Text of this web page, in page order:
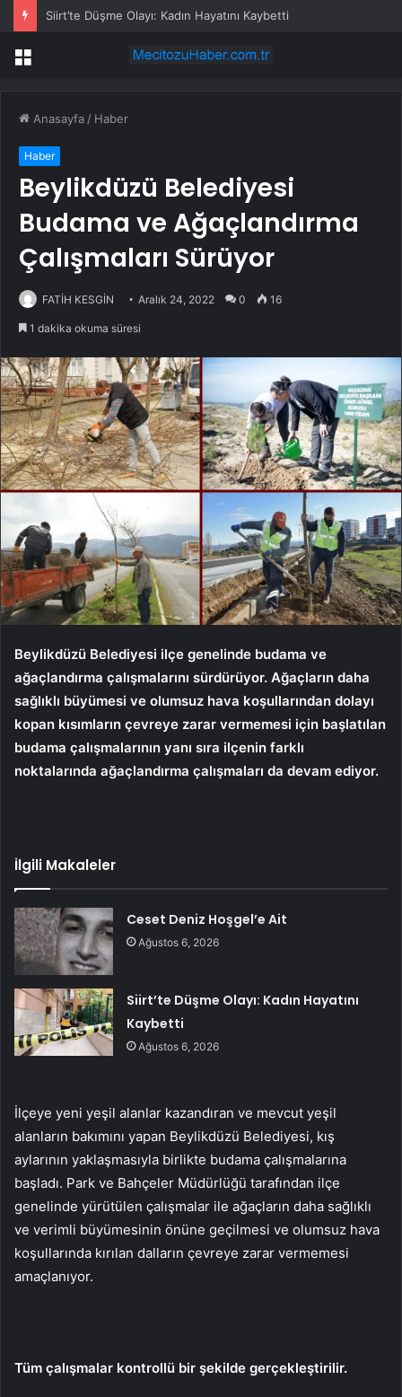
Siirt’te Düşme Olayı: Kadın Hayatını Kaybetti
Menü
Anasayfa / Haber
Haber
Beylikdüzü Belediyesi
Budama ve Ağaçlandırma
Çalışmaları Sürüyor
FATİH KESGİN Aralık 24, 2022 0 16
1 dakika okuma süresi
Beylikdüzü Belediyesi ilçe genelinde budama ve
ağaçlandırma çalışmalarını sürdürüyor. Ağaçların daha
sağlıklı büyümesi ve olumsuz hava koşullarından dolayı
kopan kısımların çevreye zarar vermemesi için başlatılan
budama çalışmalarının yanı sıra ilçenin farklı
noktalarında ağaçlandırma çalışmaları da devam ediyor.
İlgili Makaleler
Ceset Deniz Hoşgel’e Ait
Ağustos 6, 2026
Siirt’te Düşme Olayı: Kadın Hayatını
Kaybetti
Ağustos 6, 2026
İlçeye yeni yeşil alanlar kazandıran ve mevcut yeşil
alanların bakımını yapan Beylikdüzü Belediyesi, kış
aylarının yaklaşmasıyla birlikte budama çalışmalarına
başladı. Park ve Bahçeler Müdürlüğü tarafından ilçe
genelinde yürütülen çalışmalar ile ağaçların daha sağlıklı
ve verimli büyümesinin önüne geçilmesi ve olumsuz hava
koşullarında kırılan dalların çevreye zarar vermemesi
amaçlanıyor.
Tüm çalışmalar kontrollü bir şekilde gerçekleştirilir.